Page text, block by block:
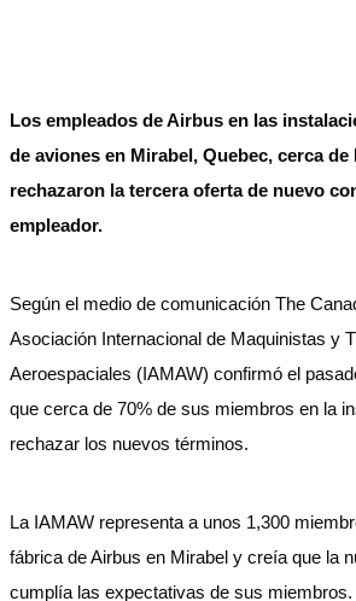
Los empleados de Airbus en las
de aviones en Mirabel, Quebec, cerca de
rechazaron la tercera oferta de nuevo
empleador.
Según el medio de comunicación The
Asociación Internacional de Maquinistas y
Aeroespaciales (IAMAW) confirmó el
que cerca de 70% de sus miembros en la
rechazar los nuevos términos.
La IAMAW representa a unos 1,300
fábrica de Airbus en Mirabel y creía que la
cumplía las expectativas de sus